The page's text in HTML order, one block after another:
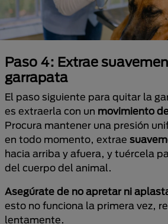
Paso 4: Extrae
garrapata
El paso siguiente para quitar la
es extraerla con un movimiento
Procura mantener una presión
en todo momento, extrae
hacia arriba y afuera, y tuércela
del cuerpo del animal.
Asegúrate de no apretar ni
esto no funciona la primera vez,
lentamente.